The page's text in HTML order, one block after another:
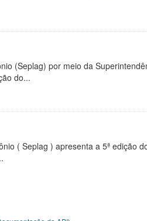
(Seplag) por meio da
do...
( Seplag ) apresenta a 5ª edição